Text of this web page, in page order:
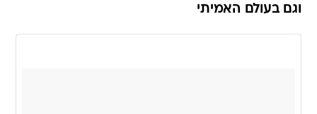
וגם בעולם האמיתי